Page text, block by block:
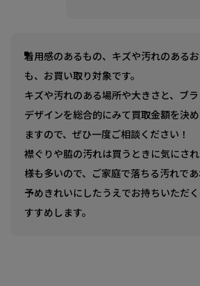
着用感のあるもの、キズや汚れのある
も、お買い取り対象です。
キズや汚れのある場所や大きさと、ブ
デザインを総合的にみて買取金額を決
ますので、ぜひ一度ご相談ください！
襟ぐりや脇の汚れは買うときに気にさ
様も多いので、ご家庭で落ちる汚れであ
予めきれいにしたうえでお持ちいただ
すすめします。